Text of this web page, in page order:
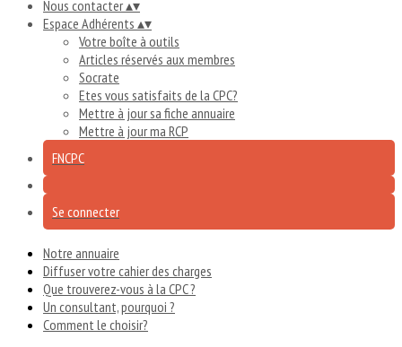
Nous contacter▴▾
Espace Adhérents ▴▾
Votre boîte à outils
Articles réservés aux membres
Socrate
Etes vous satisfaits de la CPC?
Mettre à jour sa fiche annuaire
Mettre à jour ma RCP
FNCPC
Se connecter
Notre annuaire
Diffuser votre cahier des charges
Que trouverez-vous à la CPC ?
Un consultant, pourquoi ?
Comment le choisir?